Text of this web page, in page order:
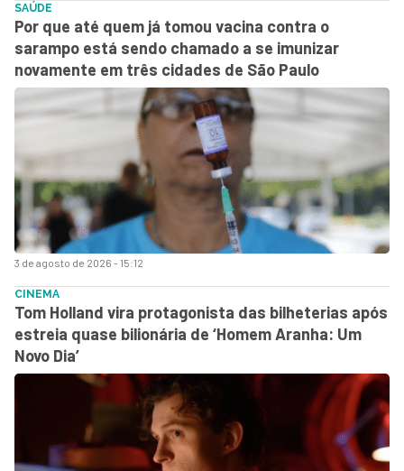
3 de agosto de 2026 - 15:12
SAÚDE
Por que até quem já tomou vacina contra o
sarampo está sendo chamado a se imunizar
novamente em três cidades de São Paulo
CINEMA
Tom Holland vira protagonista das bilheterias após
estreia quase bilionária de ‘Homem Aranha: Um
Novo Dia’